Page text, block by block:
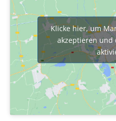
Klicke hier, um
akzeptieren und